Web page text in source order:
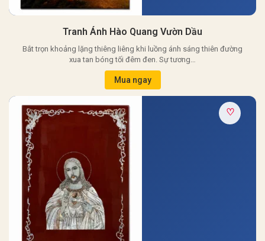
Tranh Ánh Hào Quang Vườn Dầu
Bắt trọn khoảng lặng thiêng liêng khi luồng ánh sáng thiên đường
xua tan bóng tối đêm đen. Sự tương…
Mua ngay
♡